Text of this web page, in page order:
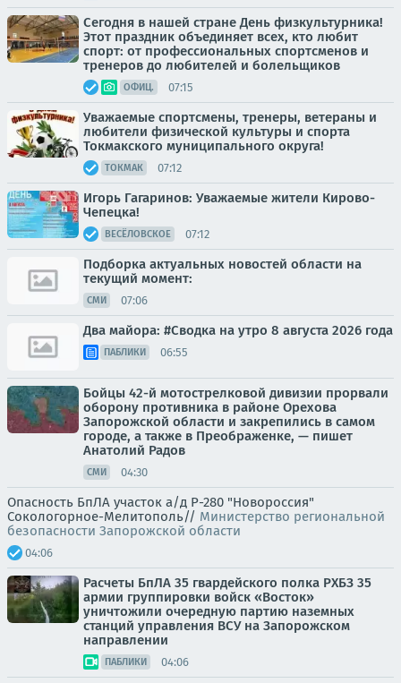
Сегодня в нашей стране День физкультурника!
Этот праздник объединяет всех, кто любит
спорт: от профессиональных спортсменов и
тренеров до любителей и болельщиков
ОФИЦ. 07:15
Уважаемые спортсмены, тренеры, ветераны и
любители физической культуры и спорта
Токмакского муниципального округа!
ТОКМАК 07:12
Игорь Гагаринов: Уважаемые жители Кирово-
Чепецка!
ВЕСЁЛОВСКОЕ 07:12
Подборка актуальных новостей области на
текущий момент:
СМИ 07:06
Два майора: #Сводка на утро 8 августа 2026 года
ПАБЛИКИ 06:55
Бойцы 42-й мотострелковой дивизии прорвали
оборону противника в районе Орехова
Запорожской области и закрепились в самом
городе, а также в Преображенке, — пишет
Анатолий Радов
СМИ 04:30
Опасность БпЛА участок а/д Р-280 "Новороссия"
Сокологорное-Мелитополь// Министерство региональной
безопасности Запорожской области
04:06
Расчеты БпЛА 35 гвардейского полка РХБЗ 35
армии группировки войск «Восток»
уничтожили очередную партию наземных
станций управления ВСУ на Запорожском
направлении
ПАБЛИКИ 04:06